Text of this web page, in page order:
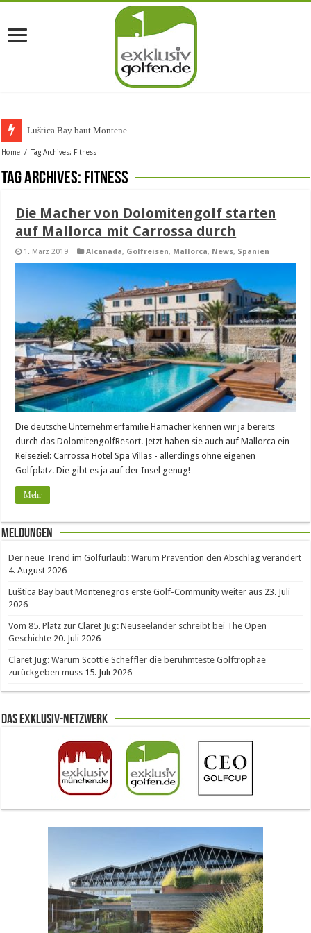
Luštica Bay baut Montenegros e
Home / Tag Archives: Fitness
Tag Archives: Fitness
Die Macher von Dolomitengolf starten
auf Mallorca mit Carrossa durch
1. März 2019 Alcanada, Golfreisen, Mallorca, News, Spanien
Die deutsche Unternehmerfamilie Hamacher kennen wir ja bereits
durch das DolomitengolfResort. Jetzt haben sie auch auf Mallorca ein
Reiseziel: Carrossa Hotel Spa Villas - allerdings ohne eigenen
Golfplatz. Die gibt es ja auf der Insel genug!
Mehr
Meldungen
Der neue Trend im Golfurlaub: Warum Prävention den Abschlag verändert
4. August 2026
Luštica Bay baut Montenegros erste Golf-Community weiter aus 23. Juli
2026
Vom 85. Platz zur Claret Jug: Neuseeländer schreibt bei The Open
Geschichte 20. Juli 2026
Claret Jug: Warum Scottie Scheffler die berühmteste Golftrophäe
zurückgeben muss 15. Juli 2026
Das Exklusiv-Netzwerk